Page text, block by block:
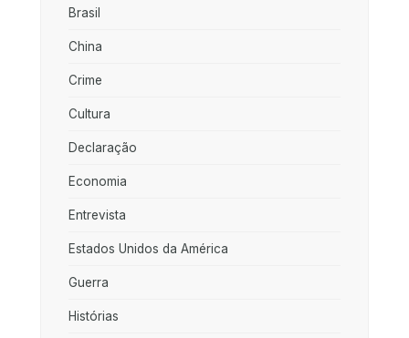
Brasil
China
Crime
Cultura
Declaração
Economia
Entrevista
Estados Unidos da América
Guerra
Histórias